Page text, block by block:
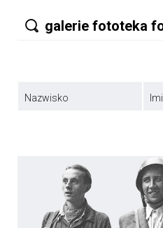
Nazwisko